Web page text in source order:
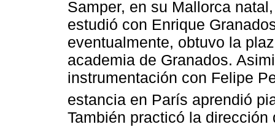
Samper, en su Mallorca
estudió con Enrique
eventualmente, obtuvo la
academia de Granados.
instrumentación con Felipe
estancia en París aprendió
También practicó la